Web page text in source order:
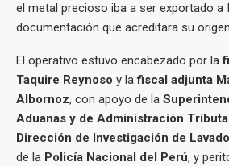
el metal precioso iba a ser exportado a
documentación que acreditara su
El operativo estuvo encabezado por la
Taquire Reynoso y lafiscal adjunta
Albornoz, con apoyo de la
Aduanas y de Administración
Dirección de Investigación de
de la Policía Nacional del Perú, y